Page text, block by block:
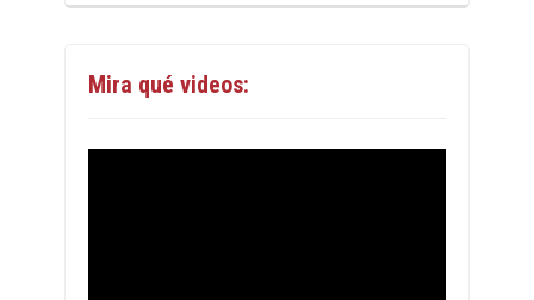
Mira qué videos: